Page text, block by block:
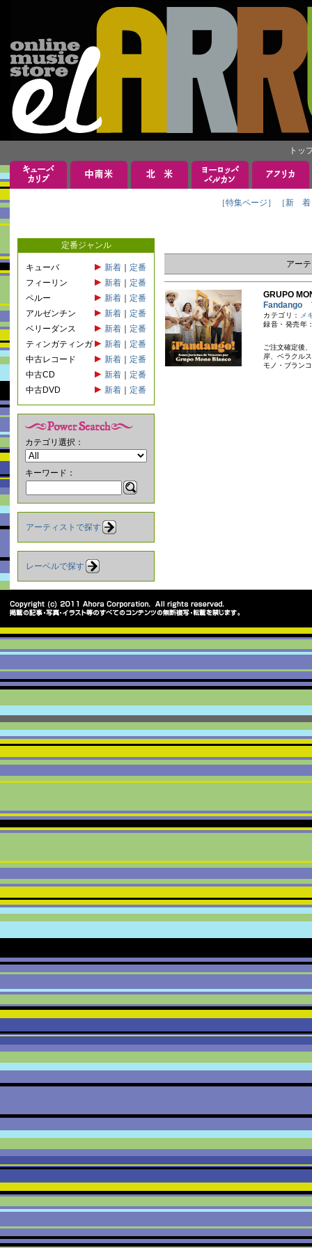
トッ
［特集ページ］ ［新 着
定番ジャンル
キューバ 新着
定番
フィーリン
新着
定番
ペルー
新着
定番
アルゼンチン
新着
定番
ベリーダンス
新着
定番
ティンガティンガ
新着
定番
中古レコード
新着
定番
中古CD
新着
定番
中古DVD
新着 定番
カテゴリ選択：
キーワード：
アーティストで探す
レーベルで探す
アー
GRUPO
Fandango
カテゴリ：
メ
録音・発売年
ご注文確定後
岸、ベラクル
モノ・ブラン